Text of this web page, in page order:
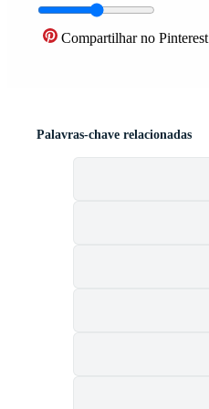
Compartilhar no Pinterest
Palavras-chave relacionadas